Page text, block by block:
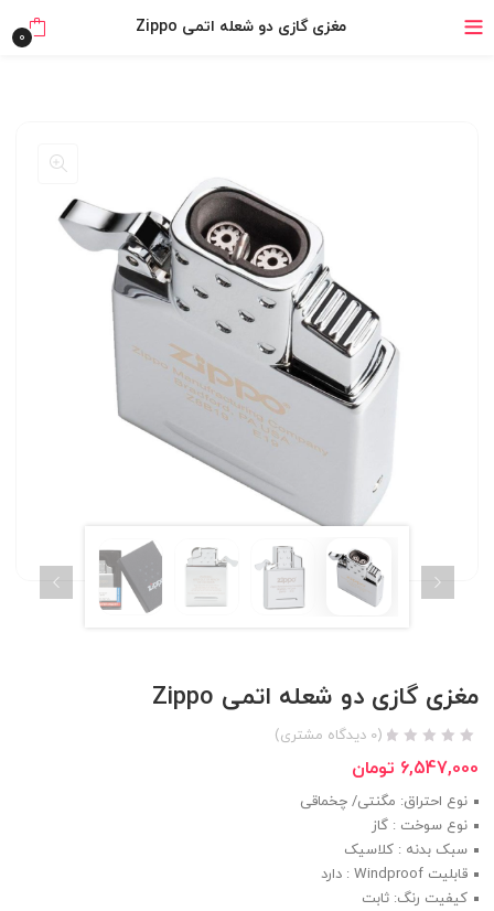
خرید قسطی با ترب‌پی
مغزی گازی دو شعله اتمی Zippo 0
مغزی گازی دو شعله اتمی Zippo
(
0 دیدگاه مشتری)
6,547,000 تومان
نوع احتراق: مگنتی/ چخماقی
نوع سوخت : گاز
سبک بدنه : کلاسیک
قابلیت Windproof : دارد
کیفیت رنگ: ثابت